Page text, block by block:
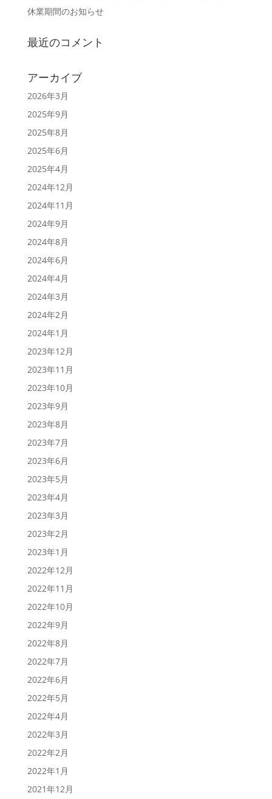
休業期間のお知らせ
最近のコメント
アーカイブ
2026年3月
2025年9月
2025年8月
2025年6月
2025年4月
2024年12月
2024年11月
2024年9月
2024年8月
2024年6月
2024年4月
2024年3月
2024年2月
2024年1月
2023年12月
2023年11月
2023年10月
2023年9月
2023年8月
2023年7月
2023年6月
2023年5月
2023年4月
2023年3月
2023年2月
2023年1月
2022年12月
2022年11月
2022年10月
2022年9月
2022年8月
2022年7月
2022年6月
2022年5月
2022年4月
2022年3月
2022年2月
2022年1月
2021年12月